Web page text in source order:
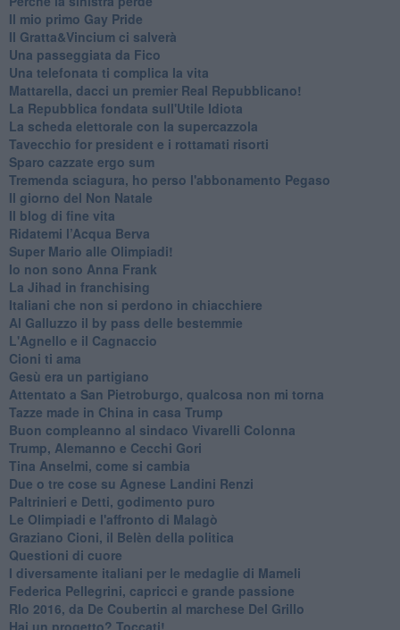
Il mio primo Gay Pride
Il Gratta&Vincium ci salverà
Una passeggiata da Fico
Una telefonata ti complica la vita
Mattarella, dacci un premier Real Repubblicano!
La Repubblica fondata sull'Utile Idiota
La scheda elettorale con la supercazzola
Tavecchio for president e i rottamati risorti
Sparo cazzate ergo sum
Tremenda sciagura, ho perso l'abbonamento Pegaso
Il giorno del Non Natale
Il blog di fine vita
​Ridatemi l’Acqua Berva
Super Mario alle Olimpiadi!
Io non sono Anna Frank
​La Jihad in franchising
Italiani che non si perdono in chiacchiere
Al Galluzzo il by pass delle bestemmie
L'Agnello e il Cagnaccio
Cioni ti ama
​Gesù era un partigiano
Attentato a San Pietroburgo, qualcosa non mi torna
Tazze made in China in casa Trump
Buon compleanno al sindaco Vivarelli Colonna
Trump, Alemanno e Cecchi Gori
Tina Anselmi, come si cambia
Due o tre cose su Agnese Landini Renzi
Paltrinieri e Detti, godimento puro
Le Olimpiadi e l'affronto di Malagò
Graziano Cioni, il Belèn della politica
Questioni di cuore
I diversamente italiani per le medaglie di Mameli
Federica Pellegrini, capricci e grande passione
RIo 2016, da De Coubertin al marchese Del Grillo
​Hai un progetto? Toccati!